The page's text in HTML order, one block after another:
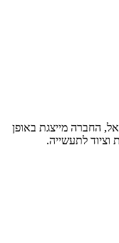
החברה מייצגת באופן
וציוד לתעשייה.